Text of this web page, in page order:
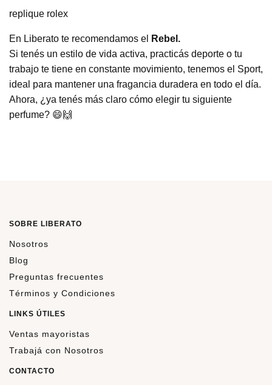
replique rolex
En Liberato te recomendamos el
Rebel.
Si tenés un estilo de vida activa, practicás deporte o tu
trabajo te tiene en constante movimiento, tenemos el Sport,
ideal para mantener una fragancia duradera en todo el día.
Ahora, ¿ya tenés más claro cómo elegir tu siguiente
perfume? 😄🙌
SOBRE LIBERATO
Nosotros
Blog
Preguntas frecuentes
Términos y Condiciones
LINKS ÚTILES
Ventas mayoristas
Trabajá con Nosotros
CONTACTO